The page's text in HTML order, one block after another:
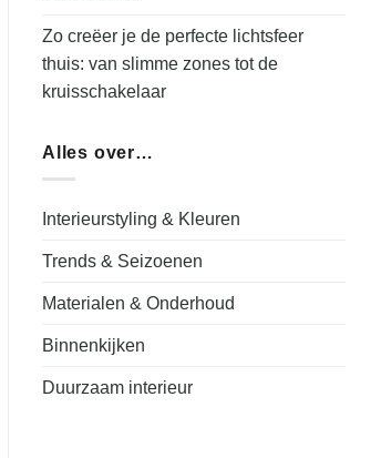
Zo creëer je de perfecte lichtsfeer
thuis: van slimme zones tot de
kruisschakelaar
Alles over…
Interieurstyling & Kleuren
Trends & Seizoenen
Materialen & Onderhoud
Binnenkijken
Duurzaam interieur